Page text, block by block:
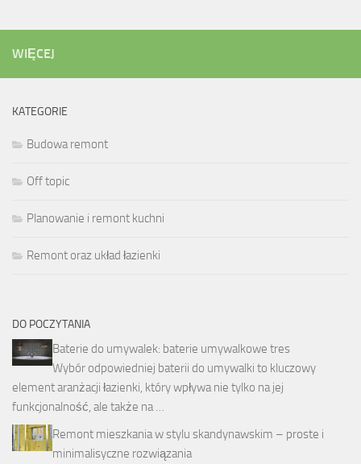
WIĘCEJ
KATEGORIE
Budowa remont
Off topic
Planowanie i remont kuchni
Remont oraz układ łazienki
DO POCZYTANIA
Baterie do umywalek: baterie umywalkowe tres
Wybór odpowiedniej baterii do umywalki to kluczowy
element aranżacji łazienki, który wpływa nie tylko na jej
funkcjonalność, ale także na …
Remont mieszkania w stylu skandynawskim – proste i
minimalisyczne rozwiązania